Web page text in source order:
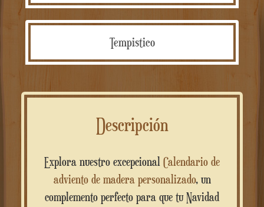
Tempistico
Descripción
Explora nuestro excepcional Calendario de
adviento de madera personalizado, un
complemento perfecto para que tu Navidad